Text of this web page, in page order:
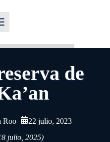
de
Roo
22 julio, 2023
julio, 2025)